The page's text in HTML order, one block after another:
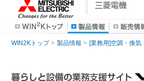
WIN2Kトップ 製品情報 [業務用]空調・換気